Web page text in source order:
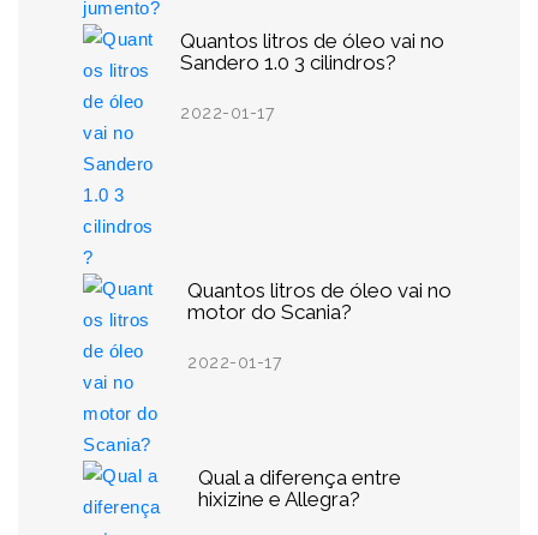
Quantos litros de óleo vai no
Sandero 1.0 3 cilindros?
2022-01-17
Quantos litros de óleo vai no
motor do Scania?
2022-01-17
Qual a diferença entre
hixizine e Allegra?